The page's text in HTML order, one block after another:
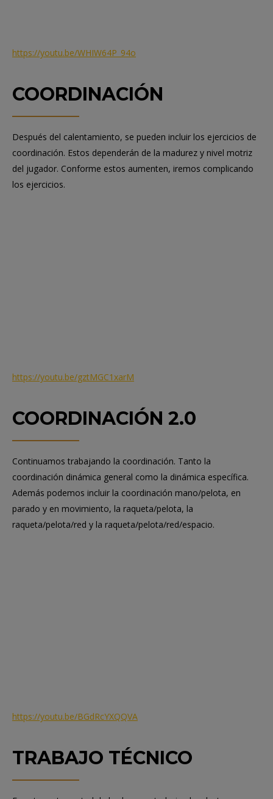
https://youtu.be/WHIW64P_94o
COORDINACIÓN
Después del calentamiento, se pueden incluir los ejercicios de
coordinación. Estos dependerán de la madurez y nivel motriz
del jugador. Conforme estos aumenten, iremos complicando
los ejercicios.
https://youtu.be/gztMGC1xarM
COORDINACIÓN 2.0
Continuamos trabajando la coordinación. Tanto la
coordinación dinámica general como la dinámica específica.
Además podemos incluir la coordinación mano/pelota, en
parado y en movimiento, la raqueta/pelota, la
raqueta/pelota/red y la raqueta/pelota/red/espacio.
https://youtu.be/BGdRcYXQQVA
TRABAJO TÉCNICO